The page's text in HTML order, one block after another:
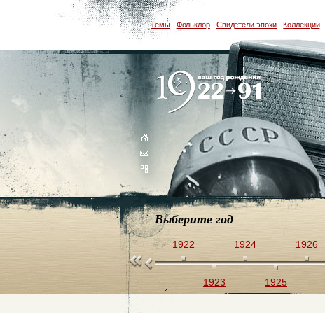
Темы Фольклор Свидетели эпохи Коллекции
Выберите год
1922
1923
1924
1925
1926